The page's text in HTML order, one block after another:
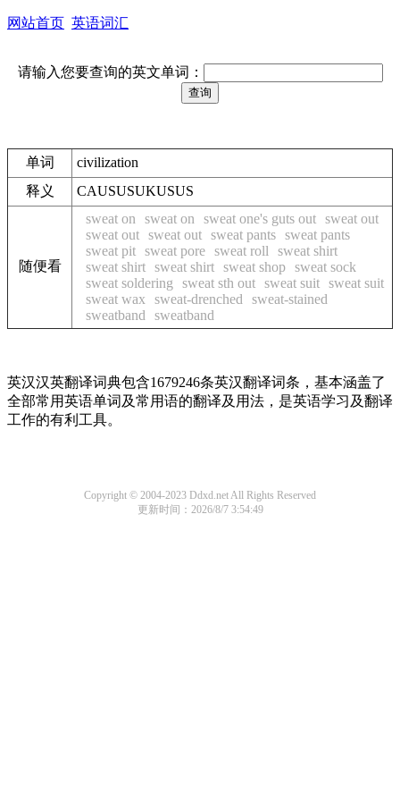
网站首页 英语词汇
请输入您要查询的英文单词：
单词
civilization
释义
CAUSUSUKUSUS
随便看
sweat on sweat on sweat one's guts out sweat out
sweat out sweat out sweat pants sweat pants
sweat pit sweat pore sweat roll
sweat shirt
sweat shirt sweat shirt sweat shop sweat sock
sweat soldering
sweat sth out sweat suit sweat suit
sweat wax
sweat-drenched
sweat-stained
sweatband
sweatband
英汉汉英翻译词典包含1679246条英汉翻译词条，基本涵盖了
全部常用英语单词及常用语的翻译及用法，是英语学习及翻译
工作的有利工具。
Copyright © 2004-2023 Ddxd.net All Rights Reserved
更新时间：2026/8/7 3:54:49